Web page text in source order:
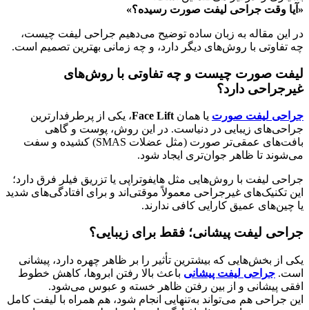
«آیا وقت جراحی لیفت صورت رسیده؟»
در این مقاله به زبان ساده توضیح می‌دهیم جراحی لیفت چیست،
چه تفاوتی با روش‌های دیگر دارد، و چه زمانی بهترین تصمیم‌ است.
لیفت صورت چیست و چه تفاوتی با روش‌های
غیرجراحی دارد؟
جراحی لیفت صورت یا همان Face Lift، یکی از پرطرفدارترین
جراحی‌های زیبایی در دنیاست. در این روش، پوست و گاهی
بافت‌های عمقی‌تر صورت (مثل عضلات SMAS) کشیده و سفت
می‌شوند تا ظاهر جوان‌تری ایجاد شود.
جراحی لیفت با روش‌هایی مثل هایفوتراپی یا تزریق فیلر فرق دارد؛
این تکنیک‌های غیرجراحی معمولاً موقتی‌اند و برای افتادگی‌های شدید
یا چین‌های عمیق کارایی کافی ندارند.
جراحی لیفت پیشانی؛ فقط برای زیبایی؟
یکی از بخش‌هایی که بیشترین تأثیر را بر ظاهر چهره دارد، پیشانی
است. جراحی لیفت پیشانی باعث بالا رفتن ابروها، کاهش خطوط
افقی پیشانی و از بین رفتن ظاهر خسته و عبوس می‌شود.
این جراحی هم می‌تواند به‌تنهایی انجام شود، هم همراه با لیفت کامل